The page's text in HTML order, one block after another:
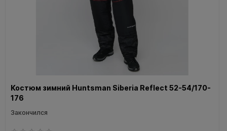
Костюм зимний Huntsman Siberia Reflect 52-54/170-
176
Закончился